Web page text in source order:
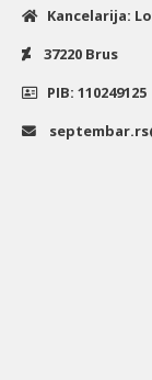
Kancelarija:
37220 Brus
PIB: 110249125